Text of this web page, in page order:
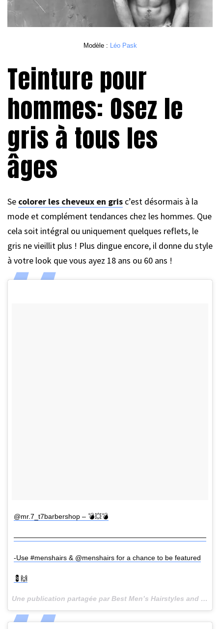
Modèle : Léo Pask
Teinture pour
hommes: Osez le
gris à tous les
âges
Se colorer les cheveux en gris c’est désormais à la
mode et complément tendances chez les hommes. Que
cela soit intégral ou uniquement quelques reflets, le
gris ne vieillit plus ! Plus dingue encore, il donne du style
à votre look que vous ayez 18 ans ou 60 ans !
@mr.7_t7barbershop – 💣💥💣
————————————————————————————
-Use #menshairs & @menshairs for a chance to be featured
💈🙌
Une publication partagée par Best Men’s Hairstyles and Cuts (@menshairs) le